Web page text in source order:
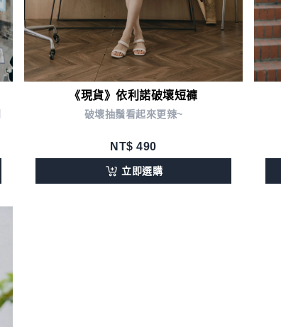
《現貨》依利諾破壞短褲
破壞抽鬚看起來更辣~
NT$ 490
立即選購